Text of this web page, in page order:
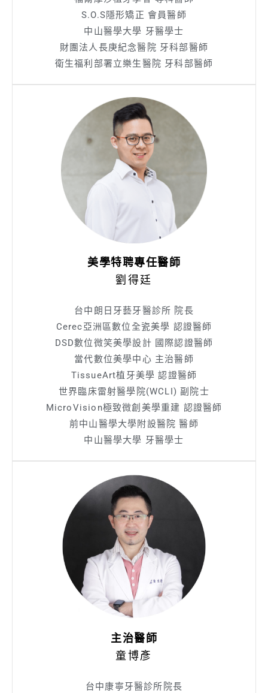
S.O.S隱形矯正 會員醫師
中山醫學大學 牙醫學士
財團法人長庚紀念醫院 牙科部醫師
衛生福利部署立樂生醫院 牙科部醫師
美學特聘專任醫師
劉得廷
台中朗日牙藝牙醫診所 院長
Cerec亞洲區數位全瓷美學 認證醫師
DSD數位微笑美學設計 國際認證醫師
當代數位美學中心 主治醫師
TissueArt植牙美學 認證醫師
世界臨床雷射醫學院(WCLI) 副院士
MicroVision極致微創美學重建 認證醫師
前中山醫學大學附設醫院 醫師
中山醫學大學 牙醫學士
主治醫師
童博彥
台中康寧牙醫診所院長